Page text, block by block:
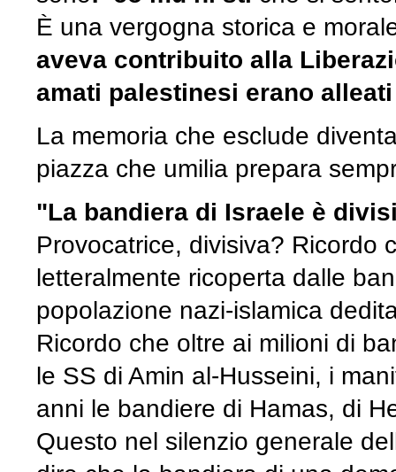
È una vergogna storica e
aveva contribuito alla
amati palestinesi erano
La memoria che esclude
piazza che umilia prepara
"La bandiera di Israele è
Provocatrice, divisiva? Ricordo
letteralmente ricoperta dalle
popolazione nazi-islamica
Ricordo che oltre ai milioni di
le SS di Amin al-Husseini, i
anni le bandiere di Hamas, di
Questo nel silenzio generale